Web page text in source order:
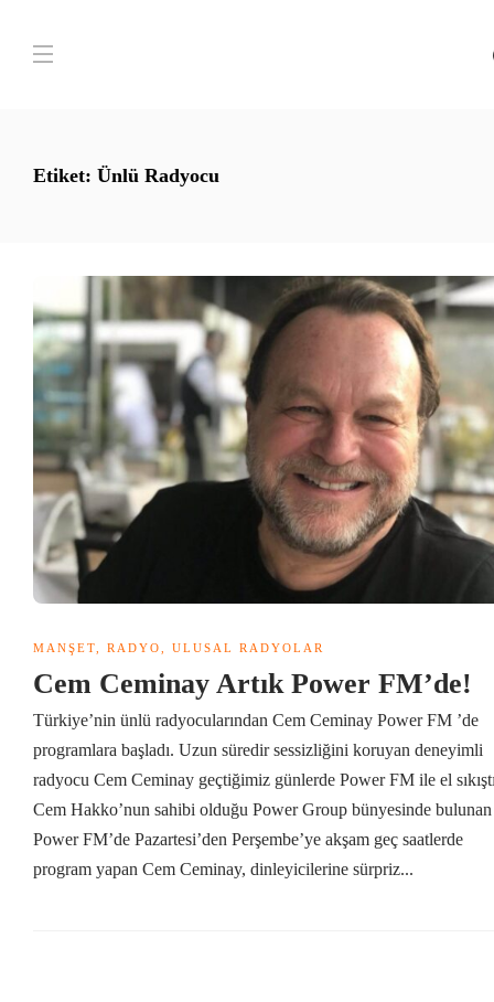
Etiket: Ünlü Radyocu
MANŞET RADYO ULUSAL RADYOLAR
Cem Ceminay Artık Power FM’de!
Türkiye’nin ünlü radyocularından Cem Ceminay Power FM ’de
programlara başladı. Uzun süredir sessizliğini koruyan deneyimli
radyocu Cem Ceminay geçtiğimiz günlerde Power FM ile el
Cem Hakko’nun sahibi olduğu Power Group bünyesinde bulunan
Power FM’de Pazartesi’den Perşembe’ye akşam geç saatlerde
program yapan Cem Ceminay, dinleyicilerine sürpriz...